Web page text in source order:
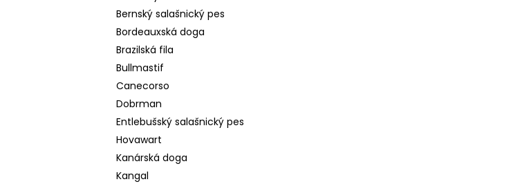
Bernský salašnický pes
Bordeauxská doga
Brazilská fila
Bullmastif
Canecorso
Dobrman
Entlebušský salašnický pes
Hovawart
Kanárská doga
Kangal